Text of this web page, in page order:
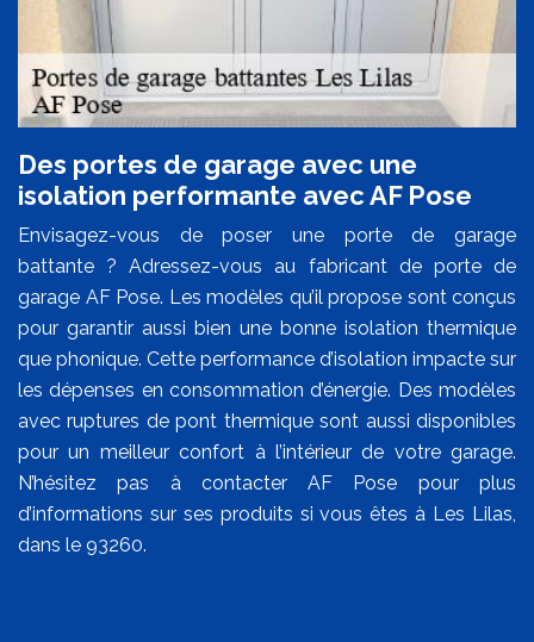
Des portes de garage avec une
isolation performante avec AF Pose
Envisagez-vous de poser une porte de garage
battante ? Adressez-vous au fabricant de porte de
garage AF Pose. Les modèles qu’il propose sont conçus
pour garantir aussi bien une bonne isolation thermique
que phonique. Cette performance d’isolation impacte sur
les dépenses en consommation d’énergie. Des modèles
avec ruptures de pont thermique sont aussi disponibles
pour un meilleur confort à l’intérieur de votre garage.
N’hésitez pas à contacter AF Pose pour plus
d’informations sur ses produits si vous êtes à Les Lilas,
dans le 93260.